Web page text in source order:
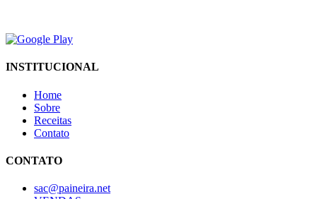
INSTITUCIONAL
Home
Sobre
Receitas
Contato
CONTATO
sac@paineira.net